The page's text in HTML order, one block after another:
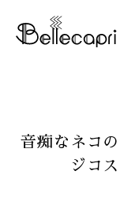
音痴なネコ
ジコ